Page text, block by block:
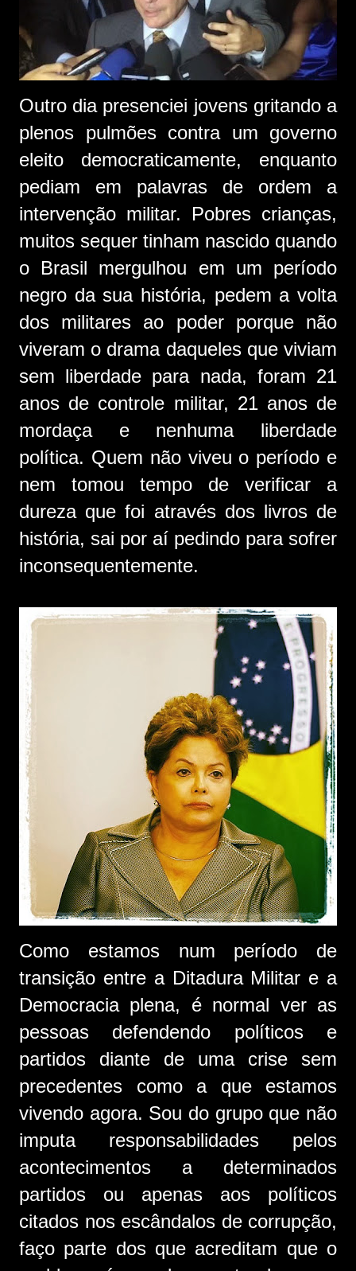
Outro dia presenciei jovens gritando a
plenos pulmões contra um governo
eleito democraticamente, enquanto
pediam em palavras de ordem a
intervenção militar. Pobres crianças,
muitos sequer tinham nascido quando
o Brasil mergulhou em um período
negro da sua história, pedem a volta
dos militares ao poder porque não
viveram o drama daqueles que viviam
sem liberdade para nada, foram 21
anos de controle militar, 21 anos de
mordaça e nenhuma liberdade
política. Quem não viveu o período e
nem tomou tempo de verificar a
dureza que foi através dos livros de
história, sai por aí pedindo para sofrer
inconsequentemente.
Como estamos num período de
transição entre a Ditadura Militar e a
Democracia plena, é normal ver as
pessoas defendendo políticos e
partidos diante de uma crise sem
precedentes como a que estamos
vivendo agora. Sou do grupo que não
imputa responsabilidades pelos
acontecimentos a determinados
partidos ou apenas aos políticos
citados nos escândalos de corrupção,
faço parte dos que acreditam que o